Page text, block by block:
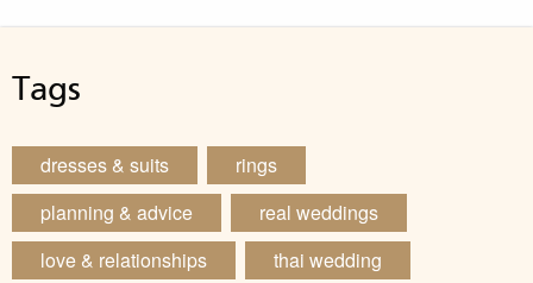
Tags
dresses & suits
rings
planning & advice
real weddings
love & relationships
thai wedding